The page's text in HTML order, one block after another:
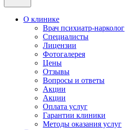
О клинике
Врач психиатр-нарколог
Специалисты
Лицензии
Фотогалерея
Цены
Отзывы
Вопросы и ответы
Акции
Акции
Оплата услуг
Гарантии клиники
Методы оказания услуг